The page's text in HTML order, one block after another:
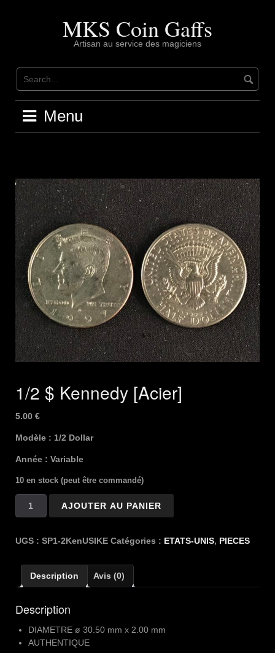
MKS Coin Gaffs
Artisan au service des magiciens
Menu
1/2 $ Kennedy [Acier]
5.00 €
Modèle : 1/2 Dollar
Année : Variable
10 en stock (peut être commandé)
$
[Acier]
AJOUTER AU PANIER
UGS : SP1-2KenUSIKE Catégories : ETATS-UNIS, PIECES
Description Avis (0)
Description
DIAMETRE ø 30.50 mm x 2.00 mm
AUTHENTIQUE